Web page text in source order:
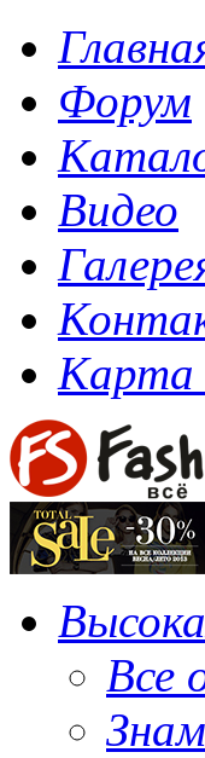
Форум
Видео
Карта
Все